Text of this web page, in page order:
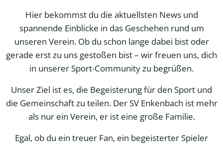
Hier bekommst du die aktuellsten News und
spannende Einblicke in das Geschehen rund um
unseren Verein. Ob du schon lange dabei bist oder
gerade erst zu uns gestoßen bist – wir freuen uns, dich
in unserer Sport-Community zu begrüßen.
Unser Ziel ist es, die Begeisterung für den Sport und
die Gemeinschaft zu teilen. Der SV Enkenbach ist mehr
als nur ein Verein, er ist eine große Familie.
Egal, ob du ein treuer Fan, ein begeisterter Spieler